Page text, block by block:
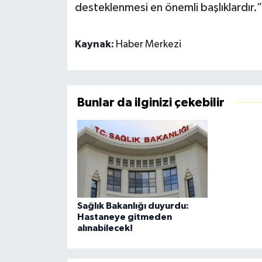
desteklenmesi en önemli başlıklardır.”
Kaynak: Haber Merkezi
Bunlar da ilginizi çekebilir
Sağlık Bakanlığı duyurdu:
Hastaneye gitmeden
alınabilecek!